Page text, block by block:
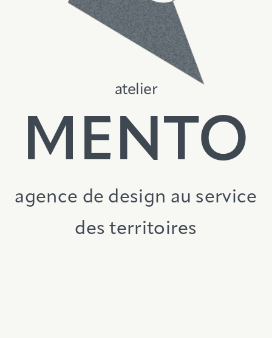
atelier
MENTO
agence de design au service
des territoires